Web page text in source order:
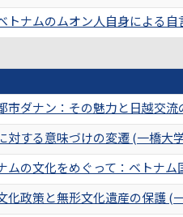
トナムのムオン人自身による
市ダナン：その魅力と日越交流
対する意味づけの変遷 (一橋大
ムの文化をめぐって：ベトナ
化政策と無形文化遺産の保護 (